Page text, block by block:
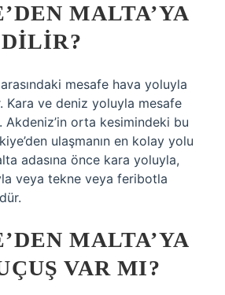
MALTA’YA
mesafe hava yoluyla
Kara ve deniz yoluyla mesafe
Akdeniz’in orta kesimindeki bu
ulaşmanın en kolay yolu
adasına önce kara yoluyla,
veya tekne veya feribotla
MALTA’YA
VAR MI?